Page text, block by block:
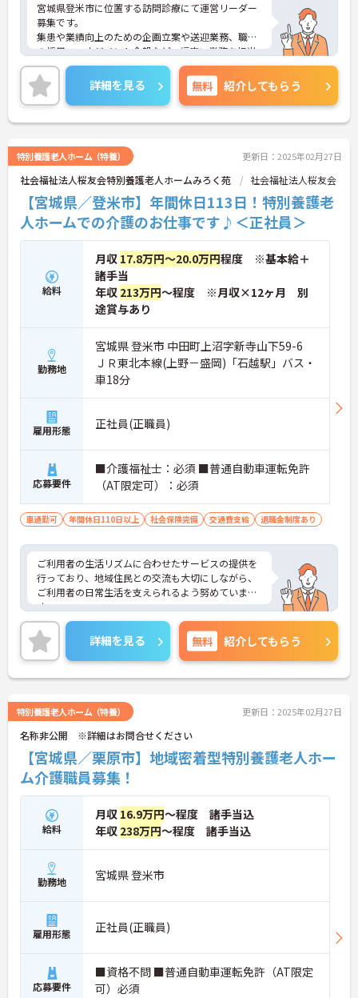
宮城県登米市に位置する訪問診療にて運営リーダー
募集です。
集患や業績向上のための企画立案や送迎業務、職員
の採用、マネジメント全般など、幅広い業務を担当
いただくため、様々なスキルが身に着く職場です。
土日祝固定休み・年間休日126日とお休み多めでし
っかりとリフレッシュができます。
ご興味のある方には、面接対策ポイントなど、さら
に詳細をお話いたしますので、お気軽にご相談くだ
詳細を見る 無料 紹介してもらう
特別養護老人ホーム（特養） 更新日：2025年02月27日
社会福祉法人桜友会特別養護老人ホームみろく苑 社会福祉法人桜友会
【宮城県／登米市】年間休日113日！特別養護老
人ホームでの介護のお仕事です♪＜正社員＞
給料
月収 17.8万円～20.0万円程度 ※基本給＋
諸手当
年収 213万円～程度 ※月収×12ヶ月 別
途賞与あり
勤務地
宮城県 登米市 中田町上沼字新寺山下59-6
ＪＲ東北本線(上野－盛岡)「石越駅」バス・
車18分
雇用形態 正社員(正職員)
応募要件
■介護福祉士：必須 ■普通自動車運転免許
（AT限定可）：必須
車通勤可 年間休日110日以上 社会保険完備 交通費支給 退職金制度あり
ご利用者の生活リズムに合わせたサービスの提供を
行っており、地域住民との交流も大切にしながら、
ご利用者の日常生活を支えられるよう努めていま
す。
昇給・賞与制度があり、頑張りがきちんと評価され
るので、モチベーションにつながります。ご利用者
に寄り添い、丁寧なサービスの提供を行っていただ
ける方を募集しています。
ご興味のある方には、面接対策ポイントなど、さら
さい！
詳細を見る 無料 紹介してもらう
特別養護老人ホーム（特養） 更新日：2025年02月27日
名称非公開 ※詳細はお問合せください
【宮城県／栗原市】地域密着型特別養護老人ホー
ム介護職員募集！
給料
月収 16.9万円～程度 諸手当込
年収 238万円～程度 諸手当込
勤務地 宮城県 登米市
雇用形態 正社員(正職員)
応募要件
■資格不問 ■普通自動車運転免許（AT限定
可）必須